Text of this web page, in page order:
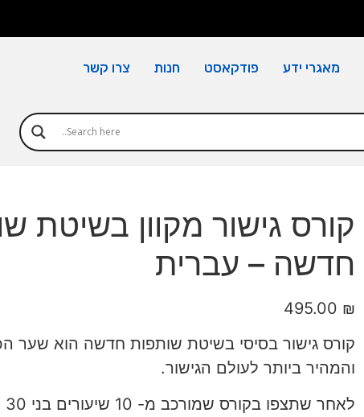
מאגרי ידע פודקאסט חנות צרו קשר
קורס גישור מקוון בשיטת
חדשה – עברית
495.00 ₪
קורס גישור בסיסי בשיטת שותפות חדשה הוא שער
והמהיר ביותר לעולם הגישור.